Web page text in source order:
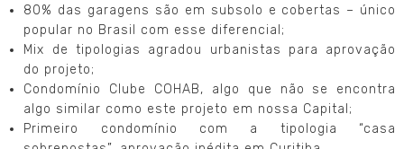
80% das garagens são em subsolo e cobertas – único
popular no Brasil com esse diferencial;
Mix de tipologias agradou urbanistas para aprovação
do projeto;
Condomínio Clube COHAB, algo que não se encontra
algo similar como este projeto em nossa Capital;
Primeiro condomínio com a tipologia “casa